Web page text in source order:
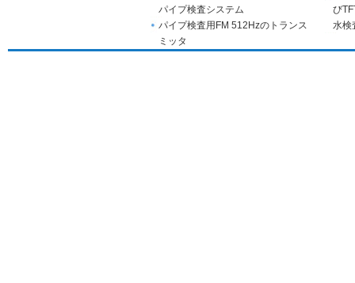
パイプ検査システム
パイプ検査用FM 512Hzのトランス
ミッタ
び
水検